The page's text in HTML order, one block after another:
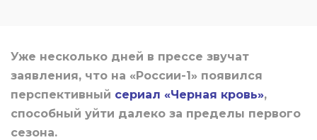
Уже несколько дней в прессе звучат
заявления, что на «России-1» появился
перспективный сериал «Черная кровь»,
способный уйти далеко за пределы первого
сезона.